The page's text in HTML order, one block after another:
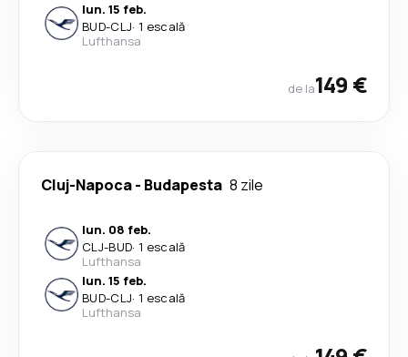
lun. 15 feb.
BUD-CLJ· 1 escală
Lufthansa
de la149 €
Cluj-Napoca- Budapesta 8 zile
lun. 08 feb.
CLJ-BUD· 1 escală
Lufthansa
lun. 15 feb.
BUD-CLJ· 1 escală
Lufthansa